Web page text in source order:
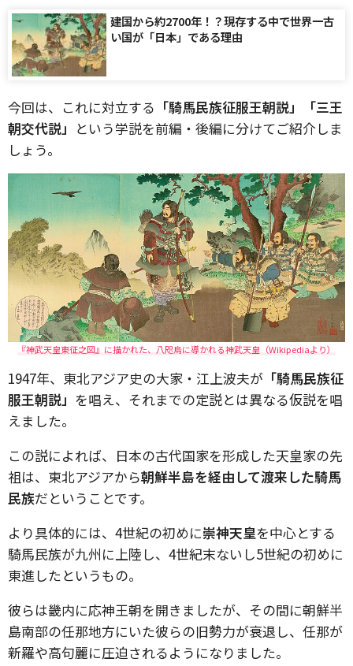
建国から約2700年！？現存する中で世界一古
い国が「日本」である理由
今回は、これに対立する 「騎馬民族征服王朝説」「三王
朝交代説」 という学説を前編・後編に分けてご紹介しま
しょう。
『神武天皇東征之図』に描かれた、八咫烏に導かれる神武天皇（Wikipediaより）
1947年、東北アジア史の大家・江上波夫が 「騎馬民族征
服王朝説」 を唱え、それまでの定説とは異なる仮説を唱
えました。
この説によれば、日本の古代国家を形成した天皇家の先
祖は、東北アジアから朝鮮半島を経由して渡来した騎馬
民族だということです。
より具体的には、4世紀の初めに崇神天皇を中心とする
騎馬民族が九州に上陸し、4世紀末ないし5世紀の初めに
東進したというもの。
彼らは畿内に応神王朝を開きましたが、その間に朝鮮半
島南部の任那地方にいた彼らの旧勢力が衰退し、任那が
新羅や高句麗に圧迫されるようになりました。